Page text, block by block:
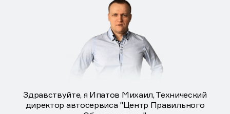
Здравствуйте, я Ипатов Михаил, Технический
директор автосервиса "Центр Правильного